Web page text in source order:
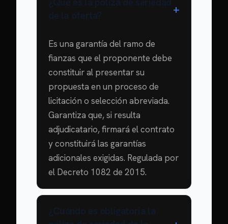
Es una garantía del ramo de
fianzas que el proponente debe
constituir al presentar su
propuesta en un proceso de
licitación o selección abreviada.
Garantiza que, si resulta
adjudicatario, firmará el contrato
y constituirá las garantías
adicionales exigidas. Regulada por
el Decreto 1082 de 2015.